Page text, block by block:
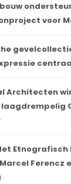
voor
Architecten
laagdrempelig
Het
Ferencz